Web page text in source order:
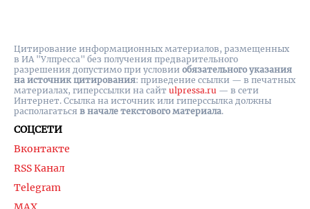
СОЦСЕТИ
Вконтакте
RSS Канал
Telegram
Цитирование информационных материалов, размещенных
в ИА "Улпресса" без получения предварительного
разрешения допустимо при условии обязательного указания
на источник цитирования: приведение ссылки — в печатных
материалах, гиперссылки на cайт ulpressa.ru — в сети
Интернет. Ссылка на источник или гиперссылка должны
располагаться в начале текстового материала.